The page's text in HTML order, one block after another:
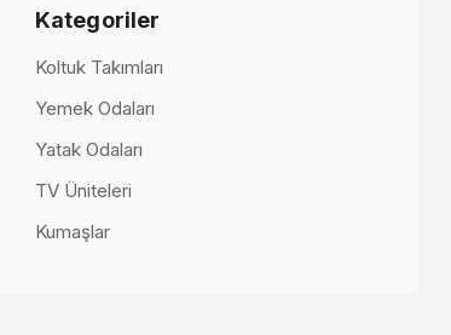
Kategoriler
Koltuk Takımları
Yemek Odaları
Yatak Odaları
TV Üniteleri
Kumaşlar